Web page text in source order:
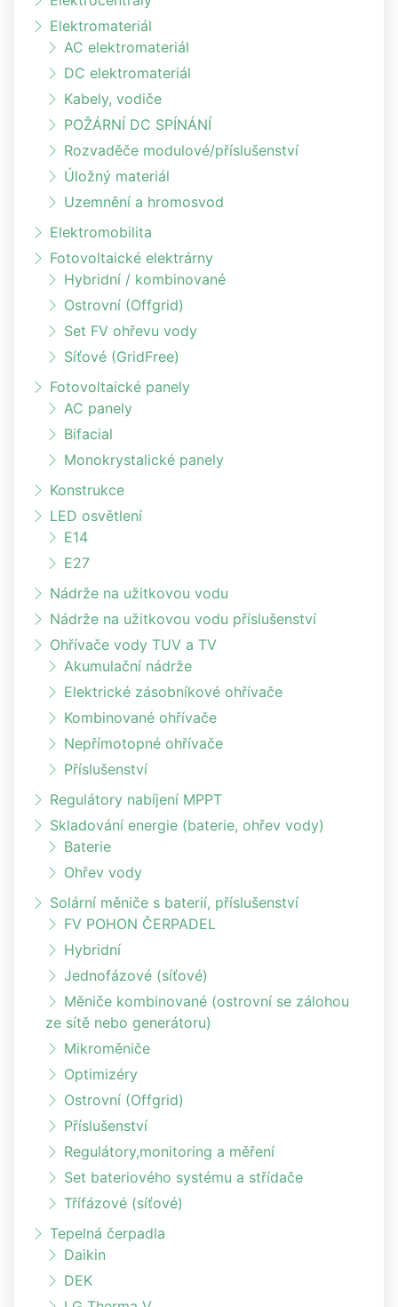
Elektromateriál
AC elektromateriál
DC elektromateriál
Kabely, vodiče
POŽÁRNÍ DC SPÍNÁNÍ
Rozvaděče modulové/příslušenství
Úložný materiál
Uzemnění a hromosvod
Elektromobilita
Fotovoltaické elektrárny
Hybridní / kombinované
Ostrovní (Offgrid)
Set FV ohřevu vody
Síťové (GridFree)
Fotovoltaické panely
AC panely
Bifacial
Monokrystalické panely
Konstrukce
LED osvětlení
E14
E27
Nádrže na užitkovou vodu
Nádrže na užitkovou vodu příslušenství
Ohřívače vody TUV a TV
Akumulační nádrže
Elektrické zásobníkové ohřívače
Kombinované ohřívače
Nepřímotopné ohřívače
Příslušenství
Regulátory nabíjení MPPT
Skladování energie (baterie, ohřev vody)
Baterie
Ohřev vody
Solární měniče s baterií, příslušenství
FV POHON ČERPADEL
Hybridní
Jednofázové (síťové)
Měniče kombinované (ostrovní se zálohou
ze sítě nebo generátoru)
Mikroměniče
Optimizéry
Ostrovní (Offgrid)
Příslušenství
Regulátory,monitoring a měření
Set bateriového systému a střídače
Třífázové (síťové)
Tepelná čerpadla
Daikin
DEK